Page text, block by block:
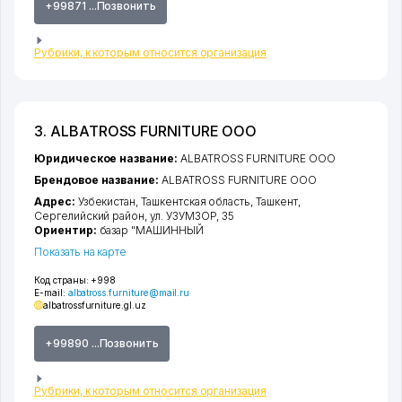
+99871 ...Позвонить
Рубрики, к которым относится организация
3. ALBATROSS FURNITURE ООО
Код страны: +998
E-mail: albatross.furniture@mail.ru
albatrossfurniture.gl.uz
+99890 ...Позвонить
Рубрики, к которым относится организация
Юридическое название: ALBATROSS FURNITURE ООО
Брендовое название: ALBATROSS FURNITURE ООО
Адрес: Узбекистан,Ташкентская область,Ташкент,
Сергелийский район,ул. УЗУМЗОР, 35
Ориентир: базар "МАШИННЫЙ
Показать на карте